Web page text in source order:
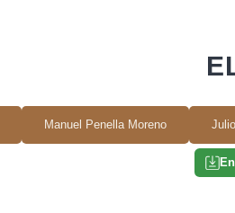
Manuel Penella Moreno